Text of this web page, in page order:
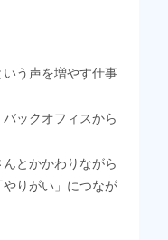
いう声を増やす仕事
ックオフィスから
とかかわりながら
りがい」につなが